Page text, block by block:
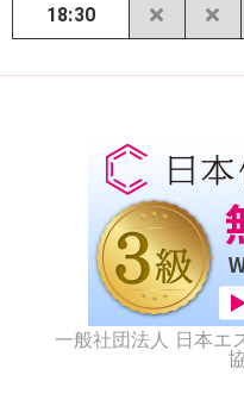
18:30
一般社団法人 日本エ